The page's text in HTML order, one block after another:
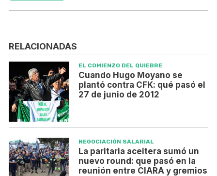
RELACIONADAS
EL COMIENZO DEL QUIEBRE
Cuando Hugo Moyano se
plantó contra CFK: qué pasó el
27 de junio de 2012
NEGOCIACIÓN SALARIAL
La paritaria aceitera sumó un
nuevo round: que pasó en la
reunión entre CIARA y gremios